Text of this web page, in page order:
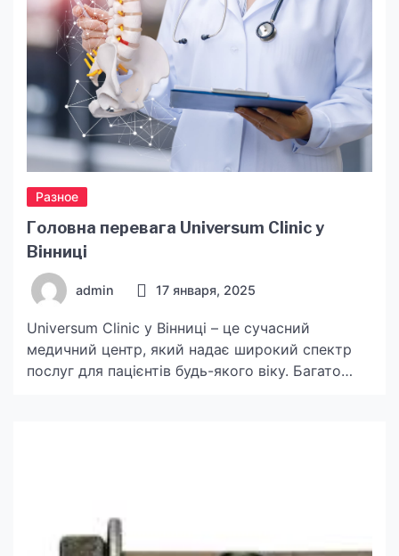
дітям: Окрім цього, такі заходи дають
можливість батькам […]
Разное
Головна перевага Universum Clinic у
Вінниці
admin 17 января, 2025
Universum Clinic у Вінниці – це сучасний
медичний центр, який надає широкий спектр
послуг для пацієнтів будь-якого віку. Багато
висока якість надання медичних послуг. У […]